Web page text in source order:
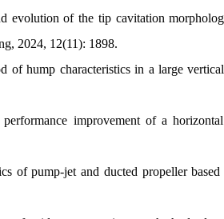
evolution of the tip cavitation
2024, 12(11): 1898.
of hump characteristics in a large
improvement of a
of pump-jet and ducted propeller